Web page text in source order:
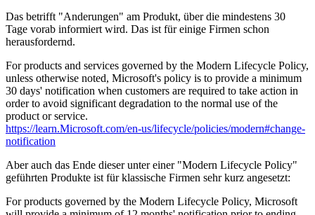
Das betrifft "Anderungen" am Produkt, über die mindestens 30
Tage vorab informiert wird. Das ist für einige Firmen schon
herausfordernd.
For products and services governed by the Modern Lifecycle Policy,
unless otherwise noted, Microsoft's policy is to provide a minimum
30 days' notification when customers are required to take action in
order to avoid significant degradation to the normal use of the
product or service.
https://learn.Microsoft.com/en-us/lifecycle/policies/modern#change-
notification
Aber auch das Ende dieser unter einer "Modern Lifecycle Policy"
geführten Produkte ist für klassische Firmen sehr kurz angesetzt:
For products governed by the Modern Lifecycle Policy, Microsoft